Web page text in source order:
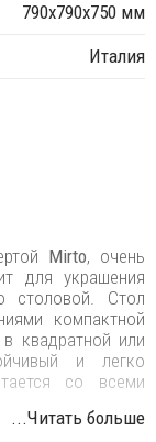
790х790х750 мм
Италия
Mirto, очень
для украшения
столовой. Стол
компактной
квадратной или
и легко
со всеми
...Читать больше